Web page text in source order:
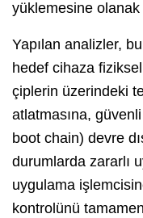
yüklemesine olanak
Yapılan analizler,
hedef cihaza
çiplerin üzerindeki
atlatmasına,
boot chain) devre
durumlarda zararlı
uygulama
kontrolünü